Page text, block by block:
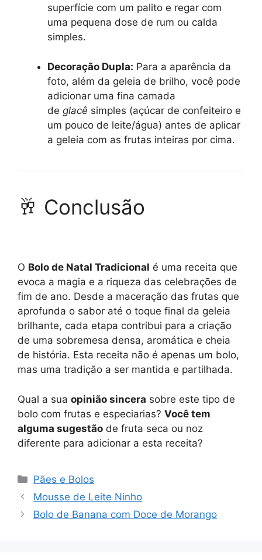
superfície com um palito e regar com
uma pequena dose de rum ou calda
simples.
Decoração Dupla: Para a aparência da
foto, além da geleia de brilho, você pode
adicionar uma fina camada
de glacê simples (açúcar de confeiteiro e
um pouco de leite/água) antes de aplicar
a geleia com as frutas inteiras por cima.
🥂 Conclusão
O Bolo de Natal Tradicional é uma receita que
evoca a magia e a riqueza das celebrações de
fim de ano. Desde a maceração das frutas que
aprofunda o sabor até o toque final da geleia
brilhante, cada etapa contribui para a criação
de uma sobremesa densa, aromática e cheia
de história. Esta receita não é apenas um bolo,
mas uma tradição a ser mantida e partilhada.
Qual a sua opinião sincera sobre este tipo de
bolo com frutas e especiarias? Você tem
alguma sugestão de fruta seca ou noz
diferente para adicionar a esta receita?
Categorias
Pães e Bolos
Mousse de Leite Ninho
Bolo de Banana com Doce de Morango